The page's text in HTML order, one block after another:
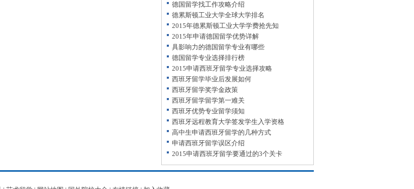
德国留学找工作攻略介绍
德累斯顿工业大学全球大学排名
2015年德累斯顿工业大学学费抢先知
2015年申请德国留学优势详解
具影响力的德国留学专业有哪些
德国留学专业选择排行榜
2015申请西班牙留学专业选择攻略
西班牙留学毕业后发展如何
西班牙留学奖学金政策
西班牙留学留学第一难关
西班牙优势专业留学须知
西班牙远程教育大学签发学生入学资格
高中生申请西班牙留学的几种方式
申请西班牙留学误区介绍
2015申请西班牙留学要通过的3个关卡